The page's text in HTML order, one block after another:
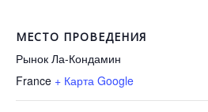
МЕСТО ПРОВЕДЕНИЯ
Рынок Ла-Кондамин
France + Карта Google